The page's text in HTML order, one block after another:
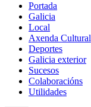
Portada
Galicia
Local
Axenda Cultural
Deportes
Galicia exterior
Sucesos
Colaboracións
Utilidades